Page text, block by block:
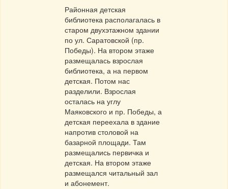
Районная детская
библиотека располагалась в
старом двухэтажном здании
по ул. Саратовской (пр.
Победы). На втором этаже
размещалась взрослая
библиотека, а на первом
детская. Потом нас
разделили. Взрослая
осталась на углу
Маяковского и пр. Победы, а
детская переехала в здание
напротив столовой на
базарной площади. Там
размещались первичка и
детская. На втором этаже
размещался читальный зал
и абонемент.